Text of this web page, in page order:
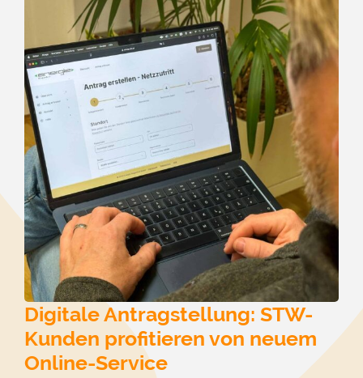
Digitale Antragstellung: STW-
Kunden profitieren von neuem
Online-Service